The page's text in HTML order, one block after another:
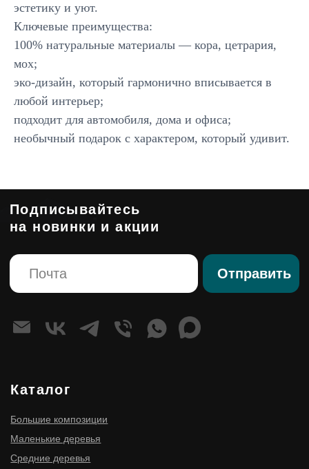
эстетику и уют.
Ключевые преимущества:
100% натуральные материалы — кора, цетрария,
мох;
эко-дизайн, который гармонично вписывается в
любой интерьер;
подходит для автомобиля, дома и офиса;
необычный подарок с характером, который удивит.
ОГРНИП 316910200114411
Большие композиции
Напольные деревья
Фантастические персонажи
Композиции
Стабилизированные композиции
Каталог
О компании
Корпоративным клиентам
Согласие на обработку персональных данных
Оферта
Правовые страницы